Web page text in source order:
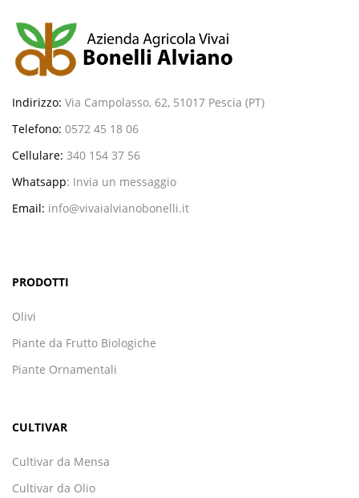
Indirizzo: Via Campolasso, 62, 51017 Pescia (PT)
Telefono: 0572 45 18 06
Cellulare: 340 154 37 56
Whatsapp: Invia un messaggio
Email: info@vivaialvianobonelli.it
PRODOTTI
Olivi
Piante da Frutto Biologiche
Piante Ornamentali
CULTIVAR
Cultivar da Mensa
Cultivar da Olio